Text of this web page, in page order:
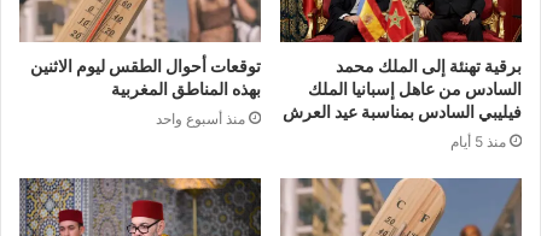
برقية تهنئة إلى الملك محمد
السادس من عاهل إسبانيا الملك
فيليبي السادس بمناسبة عيد العرش
منذ 5 أيام
توقعات أحوال الطقس ليوم الاثنين
بهذه المناطق المغربية
منذ أسبوع واحد